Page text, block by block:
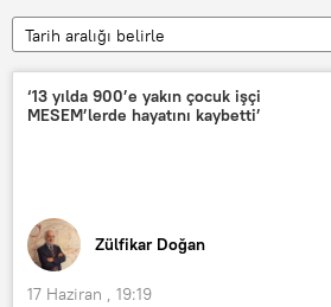
Tarih aralığı belirle
‘13 yılda 900’e yakın çocuk işçi
MESEM’lerde hayatını kaybetti’
Zülfikar Doğan
17 Haziran , 19:19